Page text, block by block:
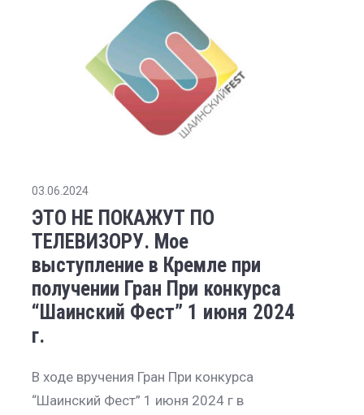
03.06.2024
ЭТО НЕ ПОКАЖУТ ПО
ТЕЛЕВИЗОРУ. Мое
выступление в Кремле при
получении Гран При конкурса
“Шаинский Фест” 1 июня 2024
г.
В ходе вручения Гран При конкурса
“Шаинский Фест” 1 июня 2024 г в